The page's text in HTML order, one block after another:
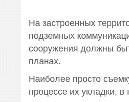
На застроенных
подземных
сооружения должны
планах.
Наиболее просто
процессе их укладки,